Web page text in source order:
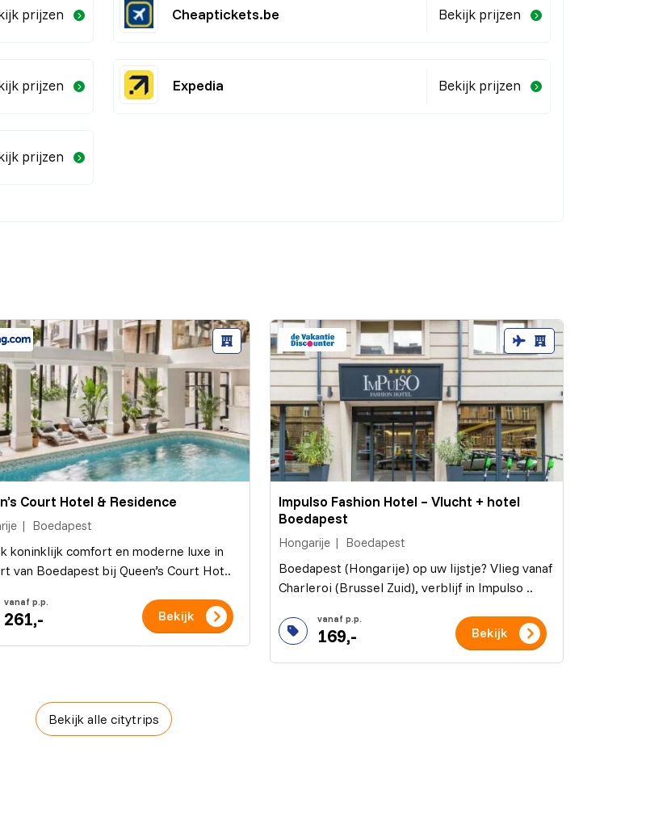
prijzen Cheaptickets.be Bekijk prijzen
prijzen Expedia Bekijk prijzen
prijzen
Court Hotel & Residence
Boedapest
koninklijk comfort en moderne luxe in
van Boedapest bij Queen’s Court Hot..
261,- Bekijk
Impulso Fashion Hotel – Vlucht + hotel
Boedapest
Hongarije Boedapest
Boedapest (Hongarije) op uw lijstje? Vlieg vanaf
Charleroi (Brussel Zuid), verblijf in Impulso ..
169,- Bekijk
Bekijk alle citytrips